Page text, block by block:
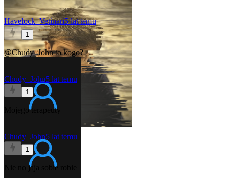
Havelock_Vetinari5 lat temu
1
@Chudy_Johnto kogo?
Chudy_John5 lat temu
1
Mojego terapeuty
Chudy_John5 lat temu
1
Nie no jaja sobie robie